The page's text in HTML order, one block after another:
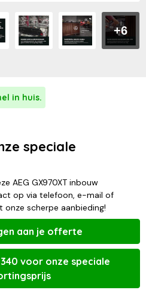
+6
in huis.
speciale
AEG GX970XT inbouw
op via telefoon, e-mail of
onze scherpe aanbieding!
aan je offerte
voor onze speciale